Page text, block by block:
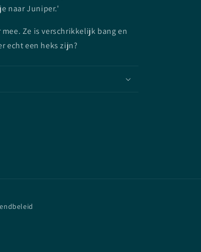
naar Juniper.'
Ze is verschrikkelijk bang en
echt een heks zijn?